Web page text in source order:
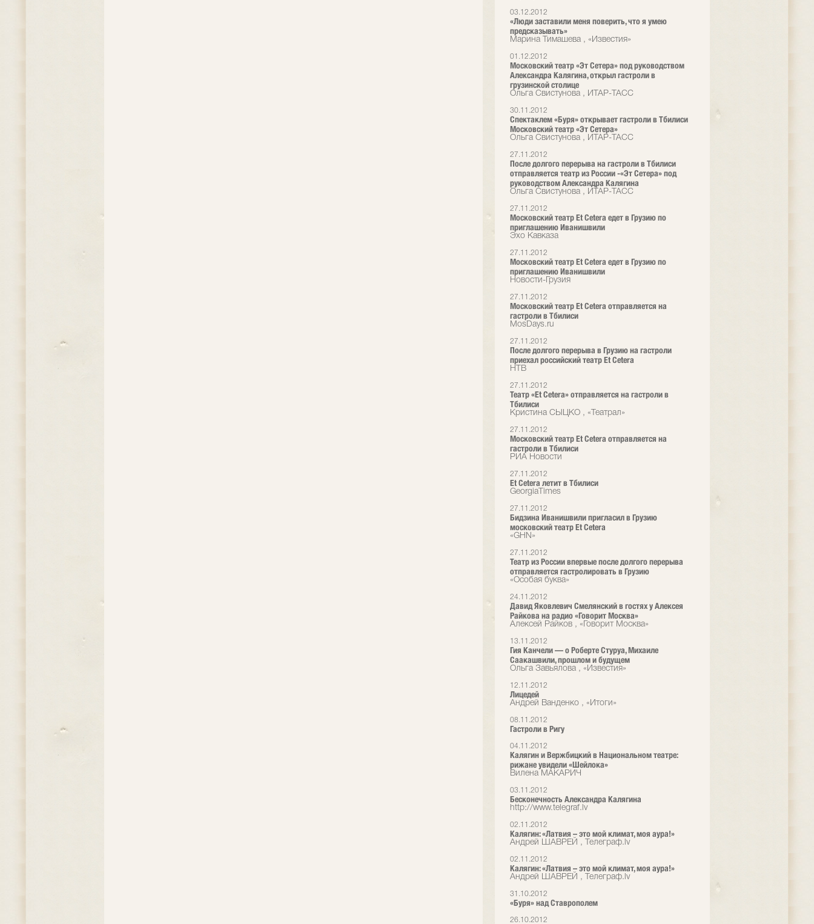
03.12.2012
«Люди заставили меня поверить, что я умею
предсказывать»
Марина Тимашева , «Известия»
01.12.2012
Московский театр «Эт Сетера» под руководством
Александра Калягина, открыл гастроли в
грузинской столице
Ольга Свистунова , ИТАР-ТАСС
30.11.2012
Спектаклем «Буря» открывает гастроли в Тбилиси
Московский театр «Эт Сетера»
Ольга Свистунова , ИТАР-ТАСС
27.11.2012
После долгого перерыва на гастроли в Тбилиси
отправляется театр из России -«Эт Сетера» под
руководством Александра Калягина
Ольга Свистунова , ИТАР-ТАСС
27.11.2012
Московский театр Et Cetera едет в Грузию по
приглашению Иванишвили
Эхо Кавказа
27.11.2012
Московский театр Et Cetera едет в Грузию по
приглашению Иванишвили
Новости-Грузия
27.11.2012
Московский театр Et Cetera отправляется на
гастроли в Тбилиси
MosDays.ru
27.11.2012
После долгого перерыва в Грузию на гастроли
приехал российский театр Et Cetera
НТВ
27.11.2012
Театр «Et Cetera» отправляется на гастроли в
Тбилиси
Кристина СЫЦКО , «Театрал»
27.11.2012
Московский театр Et Cetera отправляется на
гастроли в Тбилиси
РИА Новости
27.11.2012
Et Cetera летит в Тбилиси
GeorgiaTimes
27.11.2012
Бидзина Иванишвили пригласил в Грузию
московский театр Et Cetera
«GHN»
27.11.2012
Театр из России впервые после долгого перерыва
отправляется гастролировать в Грузию
«Особая буква»
24.11.2012
Давид Яковлевич Смелянский в гостях у Алексея
Райкова на радио «Говорит Москва»
Алексей Райков , «Говорит Москва»
13.11.2012
Гия Канчели — о Роберте Стуруа, Михаиле
Саакашвили, прошлом и будущем
Ольга Завьялова , «Известия»
12.11.2012
Лицедей
Андрей Ванденко , «Итоги»
08.11.2012
Гастроли в Ригу
04.11.2012
Калягин и Вержбицкий в Национальном театре:
рижане увидели «Шейлока»
Вилена МАКАРИЧ
03.11.2012
Бесконечность Александра Калягина
http://www.telegraf.lv
02.11.2012
Калягин: «Латвия – это мой климат, моя аура!»
Андрей ШАВРЕЙ , Телеграф.lv
02.11.2012
Калягин: «Латвия – это мой климат, моя аура!»
Андрей ШАВРЕЙ , Телеграф.lv
31.10.2012
«Буря» над Ставрополем
26.10.2012